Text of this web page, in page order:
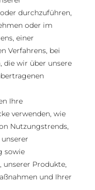
durchzuführen,
oder im
einer
Verfahrens, bei
die wir über unsere
Ihre
verwenden, wie
Nutzungstrends,
sowie
unserer Produkte,
und Ihrer